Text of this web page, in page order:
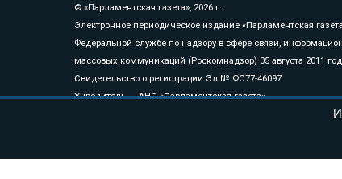
© «Парламентская газета», 2026 г.
Электронное периодическое издание «Парламентская
Федеральной службе по надзору в сфере связи,
массовых коммуникаций (Роскомнадзор) 05 августа 2011
Свидетельство о регистрации Эл № ФС77-46097
Учредитель — АНО «Парламентская газета»
Исполняющий обязанности главного редактора —